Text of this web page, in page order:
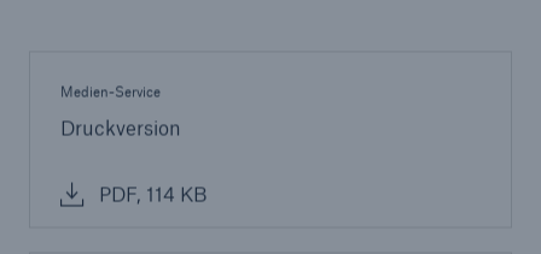
Medien-Service
Druckversion
PDF, 114 KB